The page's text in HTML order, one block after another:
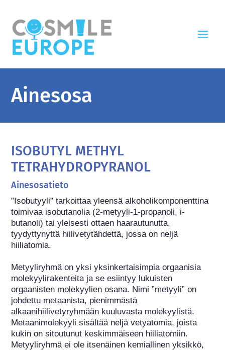
Ainesosa
ISOBUTYL METHYL
TETRAHYDROPYRANOL
Ainesosatieto
”Isobutyyli” tarkoittaa yleensä alkoholikomponenttina
toimivaa isobutanolia (2-metyyli-1-propanoli, i-
butanoli) tai yleisesti ottaen haarautunutta,
tyydyttynyttä hiilivetytähdettä, jossa on neljä
hiiliatomia.
Metyyliryhmä on yksi yksinkertaisimpia orgaanisia
molekyylirakenteita ja se esiintyy lukuisten
orgaanisten molekyylien osana. Nimi ”metyyli” on
johdettu metaanista, pienimmästä
alkaanihiilivetyryhmään kuuluvasta molekyylistä.
Metaanimolekyyli sisältää neljä vetyatomia, joista
kukin on sitoutunut keskimmäiseen hiiliatomiin.
Metyyliryhmä ei ole itsenäinen kemiallinen yksikkö,